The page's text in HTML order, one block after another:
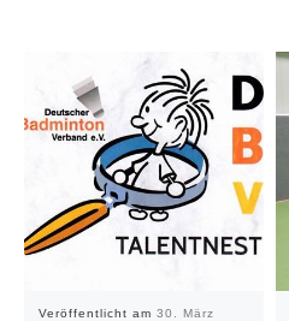
Veröffentlicht am 30. März